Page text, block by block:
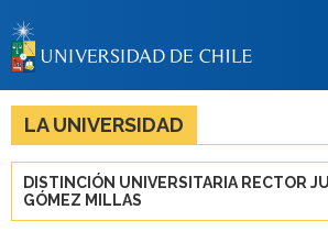
BIBLIOTECAS
LA UNIVERSIDAD
LA UNIVERSIDAD
DISTINCIÓN UNIVERSITARIA RECTOR
GÓMEZ MILLAS